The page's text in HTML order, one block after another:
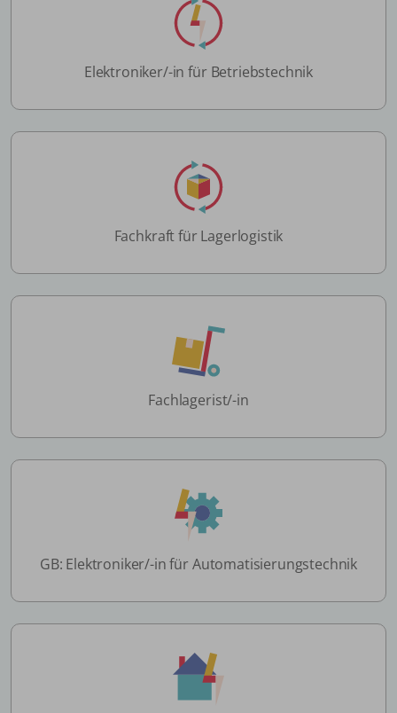
Elektroniker/-in für Betriebstechnik
Fachkraft für Lagerlogistik
Fachlagerist/-in
GB: Elektroniker/-in für Automatisierungstechnik